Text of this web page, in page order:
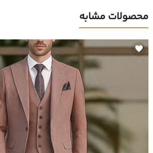
محصولات مشابه